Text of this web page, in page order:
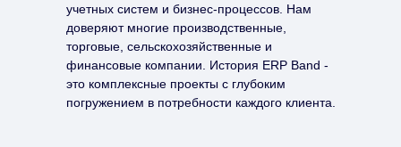
учетных систем и бизнес-процессов. Нам
доверяют многие производственные,
торговые, сельскохозяйственные и
финансовые компании. История ERP Band -
это комплексные проекты с глубоким
погружением в потребности каждого клиента.